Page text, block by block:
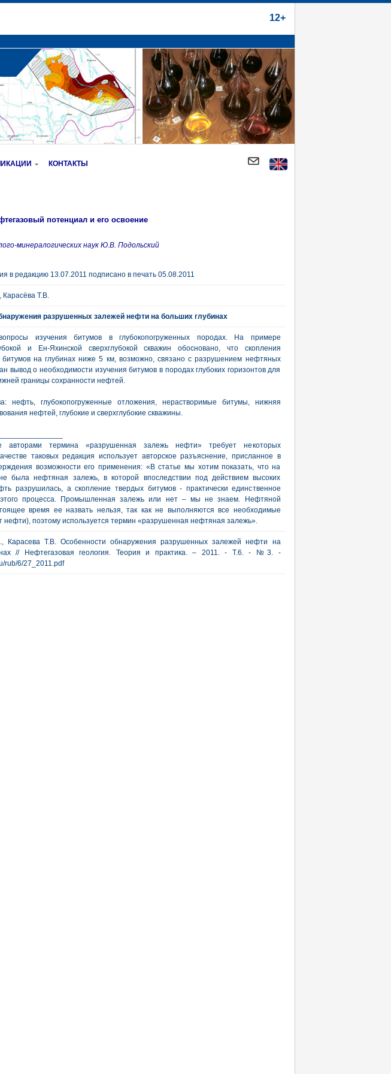
12+
КОНТАКТЫ
потенциал и его освоение
минералогических наук Ю.В. Подольский
в редакцию 13.07.2011 подписано в печать 05.08.2011
Карасёва Т.В.
разрушенных залежей нефти на больших глубинах
изучения битумов в глубокопогруженных породах. На примере
и Ен-Яхинской сверхглубокой скважин обосновано, что скопления
битумов на глубинах ниже 5 км, возможно, связано с разрушением нефтяных
вывод о необходимости изучения битумов в породах глубоких горизонтов для
границы сохранности нефтей.
нефть, глубокопогруженные отложения, нерастворимые битумы, нижняя
нефтей, глубокие и сверхглубокие скважины.
авторами термина «разрушенная залежь нефти» требует некоторых
таковых редакция использует авторское разъяснение, присланное в
возможности его применения: «В статье мы хотим показать, что на
была нефтяная залежь, в которой впоследствии под действием высоких
разрушилась, а скопление твердых битумов - практически единственное
этого процесса. Промышленная залежь или нет – мы не знаем. Нефтяной
время ее назвать нельзя, так как не выполняются все необходимые
нефти), поэтому используется термин «разрушенная нефтяная залежь».
Карасева Т.В. Особенности обнаружения разрушенных залежей нефти на
// Нефтегазовая геология. Теория и практика. – 2011. - Т.6. - №3. -
rub/6/27_2011.pdf